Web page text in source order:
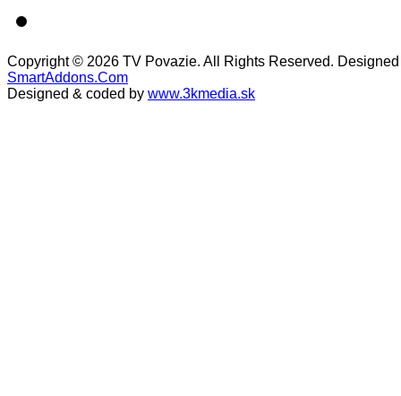
Copyright © 2026 TV Povazie. All Rights Reserved.
SmartAddons.Com
Designed & coded by www.3kmedia.sk